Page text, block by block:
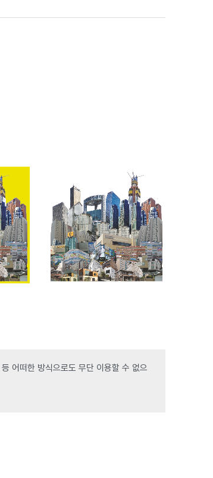
어떠한 방식으로도 무단 이용할 수 없으